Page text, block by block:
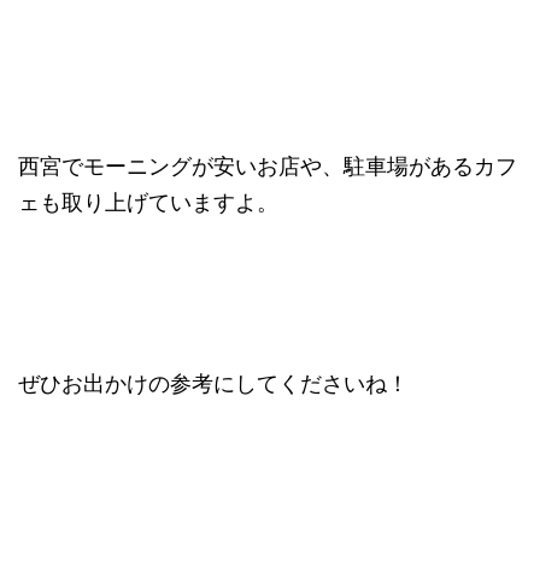
西宮でモーニングが安いお店や、駐車場があるカフ
ェも取り上げていますよ。
ぜひお出かけの参考にしてくださいね！